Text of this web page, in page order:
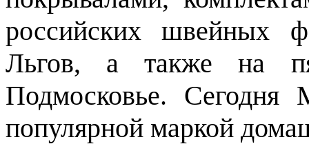
российских швейных
Льгов, а также на
Подмосковье.
популярной маркой